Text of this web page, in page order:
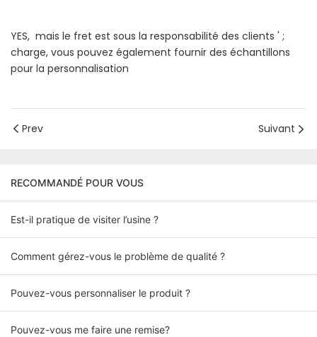
YES, mais le fret est sous la responsabilité des clients ' ;
charge, vous pouvez également fournir des échantillons
pour la personnalisation
Prev Suivant
RECOMMANDÉ POUR VOUS
Est-il pratique de visiter l’usine ?
Comment gérez-vous le problème de qualité ?
Pouvez-vous personnaliser le produit ?
Pouvez-vous me faire une remise?